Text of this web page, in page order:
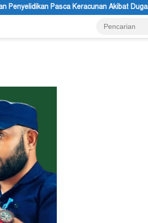
Akibat Dugaan Menu MBG di Depapre